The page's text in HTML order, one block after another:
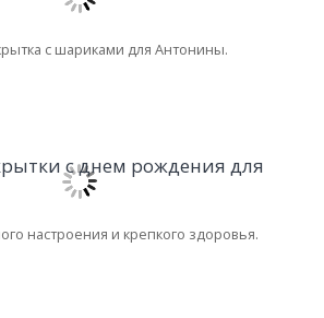
с шариками для Антонины.
настроения и крепкого здоровья.